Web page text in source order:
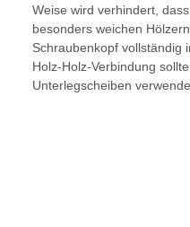
Weise wird verhindert,
besonders weichen
Schraubenkopf vollständig
Holz-Holz-Verbindung
Unterlegscheiben